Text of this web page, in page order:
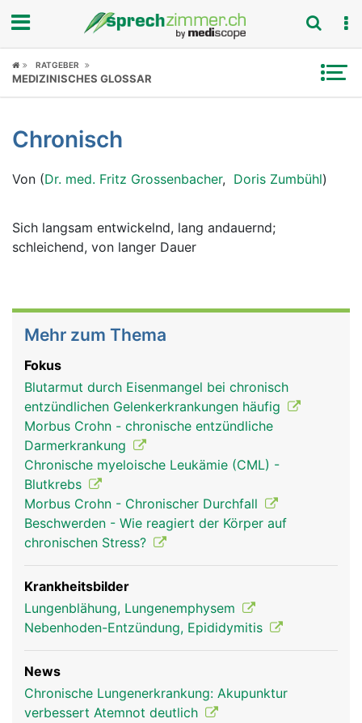
Fokus
Symptome
Untersuchungen
News
RATGEBER
MEDIZINISCHES GLOSSAR
Chronisch
Von (Dr. med. Fritz Grossenbacher, Doris Zumbühl)
Sich langsam entwickelnd, lang andauernd;
schleichend, von langer Dauer
Mehr zum Thema
Fokus
Blutarmut durch Eisenmangel bei chronisch
entzündlichen Gelenkerkrankungen häufig
Morbus Crohn - chronische entzündliche
Darmerkrankung
Chronische myeloische Leukämie (CML) -
Blutkrebs
Morbus Crohn - Chronischer Durchfall
Beschwerden - Wie reagiert der Körper auf
chronischen Stress?
Krankheitsbilder
Lungenblähung, Lungenemphysem
Nebenhoden-Entzündung, Epididymitis
News
Chronische Lungenerkrankung: Akupunktur
verbessert Atemnot deutlich